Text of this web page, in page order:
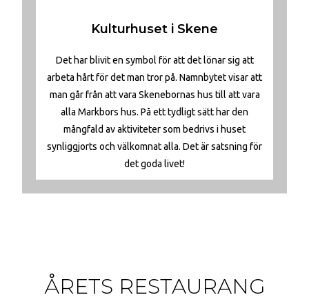
Kulturhuset i Skene
Det har blivit en symbol för att det lönar sig att
arbeta hårt för det man tror på. Namnbytet visar att
man går från att vara Skenebornas hus till att vara
alla Markbors hus. På ett tydligt sätt har den
mångfald av aktiviteter som bedrivs i huset
synliggjorts och välkomnat alla. Det är satsning för
det goda livet!
ÅRETS RESTAURANG